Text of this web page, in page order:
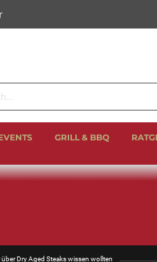
GRILL & BBQ
Dry Aged Steaks wissen wollten